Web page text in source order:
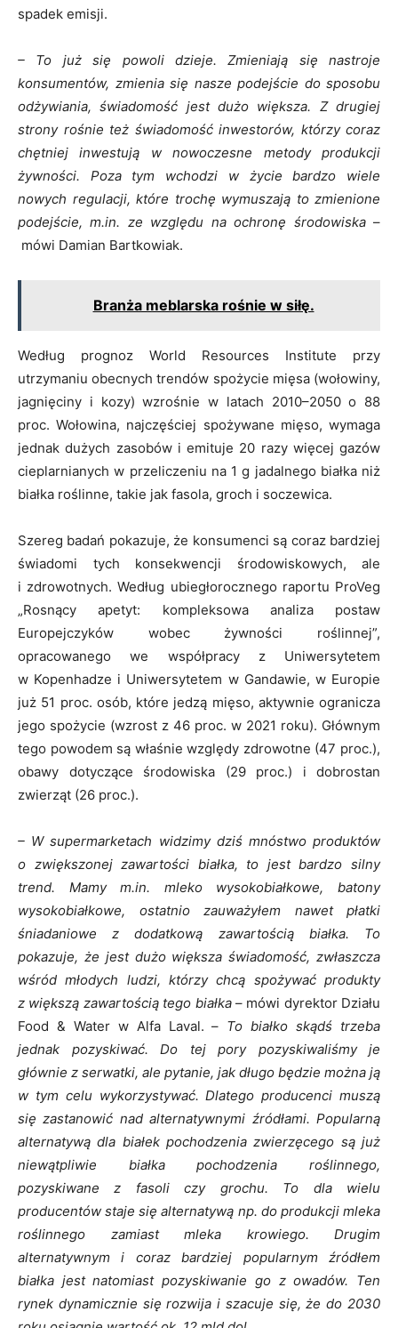
spadek emisji.
– To już się powoli dzieje. Zmieniają się nastroje
konsumentów, zmienia się nasze podejście do sposobu
odżywiania, świadomość jest dużo większa. Z drugiej
strony rośnie też świadomość inwestorów, którzy coraz
chętniej inwestują w nowoczesne metody produkcji
żywności. Poza tym wchodzi w życie bardzo wiele
nowych regulacji, które trochę wymuszają to zmienione
podejście, m.in. ze względu na ochronę środowiska –
mówi Damian Bartkowiak.
Branża meblarska rośnie w siłę.
Według prognoz World Resources Institute przy
utrzymaniu obecnych trendów spożycie mięsa (wołowiny,
jagnięciny i kozy) wzrośnie w latach 2010–2050 o 88
proc. Wołowina, najczęściej spożywane mięso, wymaga
jednak dużych zasobów i emituje 20 razy więcej gazów
cieplarnianych w przeliczeniu na 1 g jadalnego białka niż
białka roślinne, takie jak fasola, groch i soczewica.
Szereg badań pokazuje, że konsumenci są coraz bardziej
świadomi tych konsekwencji środowiskowych, ale
i zdrowotnych. Według ubiegłorocznego raportu ProVeg
„Rosnący apetyt: kompleksowa analiza postaw
Europejczyków wobec żywności roślinnej”,
opracowanego we współpracy z Uniwersytetem
w Kopenhadze i Uniwersytetem w Gandawie, w Europie
już 51 proc. osób, które jedzą mięso, aktywnie ogranicza
jego spożycie (wzrost z 46 proc. w 2021 roku). Głównym
tego powodem są właśnie względy zdrowotne (47 proc.),
obawy dotyczące środowiska (29 proc.) i dobrostan
zwierząt (26 proc.).
– W supermarketach widzimy dziś mnóstwo produktów
o zwiększonej zawartości białka, to jest bardzo silny
trend. Mamy m.in. mleko wysokobiałkowe, batony
wysokobiałkowe, ostatnio zauważyłem nawet płatki
śniadaniowe z dodatkową zawartością białka. To
pokazuje, że jest dużo większa świadomość, zwłaszcza
wśród młodych ludzi, którzy chcą spożywać produkty
z większą zawartością tego białka– mówi dyrektor Działu
Food & Water w Alfa Laval. – To białko skądś trzeba
jednak pozyskiwać. Do tej pory pozyskiwaliśmy je
głównie z serwatki, ale pytanie, jak długo będzie można ją
w tym celu wykorzystywać. Dlatego producenci muszą
się zastanowić nad alternatywnymi źródłami. Popularną
alternatywą dla białek pochodzenia zwierzęcego są już
niewątpliwie białka pochodzenia roślinnego,
pozyskiwane z fasoli czy grochu. To dla wielu
producentów staje się alternatywą np. do produkcji mleka
roślinnego zamiast mleka krowiego. Drugim
alternatywnym i coraz bardziej popularnym źródłem
białka jest natomiast pozyskiwanie go z owadów. Ten
rynek dynamicznie się rozwija i szacuje się, że do 2030